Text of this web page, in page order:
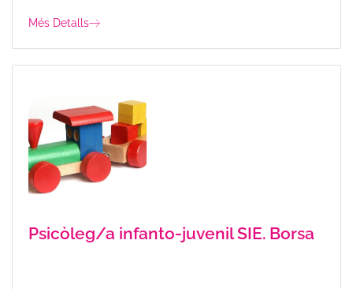
Més Detalls
Psicòleg/a infanto-juvenil SIE. Borsa